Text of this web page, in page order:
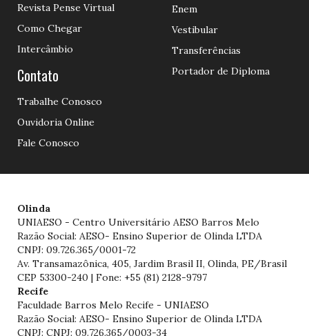
Revista Pense Virtual
Como Chegar
Intercâmbio
Contato
Trabalhe Conosco
Ouvidoria Online
Fale Conosco
Enem
Vestibular
Transferências
Portador de Diploma
Olinda
UNIAESO - Centro Universitário AESO Barros Melo
Razão Social: AESO- Ensino Superior de Olinda LTDA
CNPJ: 09.726.365/0001-72
Av. Transamazônica, 405, Jardim Brasil II, Olinda, PE/Brasil
CEP 53300-240 | Fone: +55 (81) 2128-9797
Recife
Faculdade Barros Melo Recife - UNIAESO
Razão Social: AESO- Ensino Superior de Olinda LTDA
CNPJ: CNPJ: 09.726.365/0003-34